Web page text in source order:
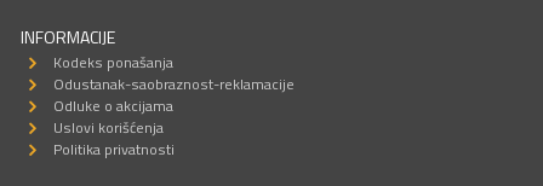
INFORMACIJE
Kodeks ponašanja
Odustanak-saobraznost-reklamacije
Odluke o akcijama
Uslovi korišćenja
Politika privatnosti